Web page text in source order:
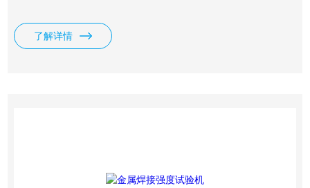
带、保险带、皮革皮带、鞋类、胶带、聚合物、弹簧钢、轴承
钢、不锈钢（及其它高硬度钢）、铸件、钢板、钢带、有色金
了解详情